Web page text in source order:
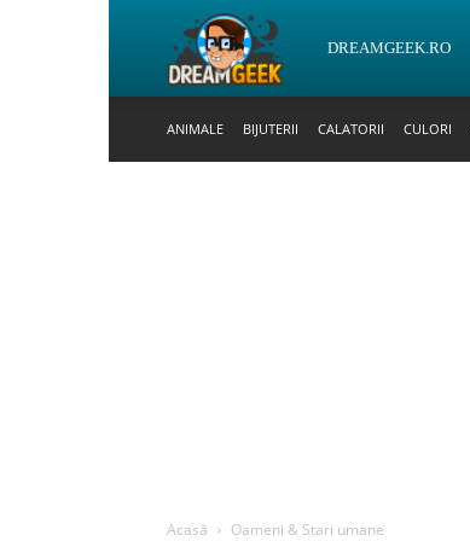
DreamGeek.ro
DREAMGEEK.RO
ANIMALE BIJUTERII CALATORII CULORI
Acasă Oameni & Stari umane